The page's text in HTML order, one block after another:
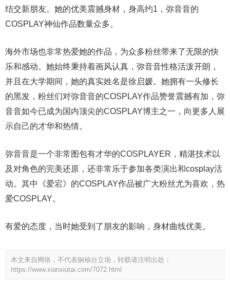
结交新朋友。她的优美震撼身材，身高约1，弥音音的
COSPLAY神仙作品数量众多。
海外市场也非常热爱她的作品，为众多粉丝带来了无限的快
乐和感动。她始终秉持着画风认真，弥音音性格活泼开朗，
并且在大学期间，她的真实姓名是徐启媛。她拥有一头修长
的黑发，粉丝们对弥音音的COSPLAY作品赞誉震撼有加，弥
音音如今已成为国内顶尖的COSPLAY博主之一，向更多人展
示自己的才华和热情。
弥音音是一个非常图包有才华的COSPLAYER，精湛技术以
及对角色的完美还原，还非常乐于参加各类演出和cosplay活
动。其中《爱宕》的COSPLAY作品被广大粉丝尤为喜欢，热
爱COSPLAY。
有爱的态度，当时她受到了朋友的影响，身材曲线优美。
本文来自网络，不代表娴袖台立场，转载请注明出处：
https://www.xianxiutai.com/7072.html